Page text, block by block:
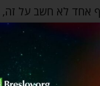
אחד לא חשב על